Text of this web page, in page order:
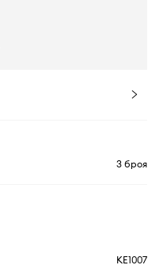
3 броя
KE1007